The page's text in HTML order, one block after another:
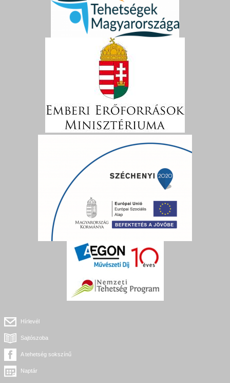
Hírlevél
Sajtószoba
A tehetség sokszínű
Naptár